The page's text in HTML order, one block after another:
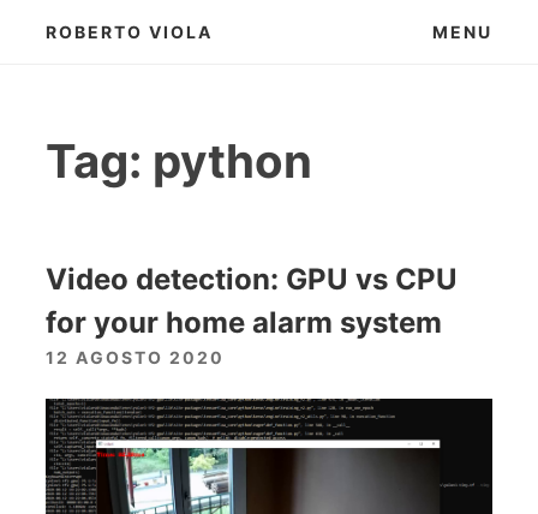
ROBERTO VIOLA MENU
Tag: python
Video detection: GPU vs CPU
for your home alarm system
12 AGOSTO 2020